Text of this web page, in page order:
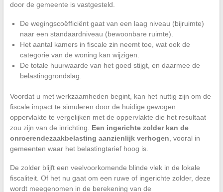
door de gemeente is vastgesteld.
De wegingscoëfficiënt gaat van een laag niveau (bijruimte)
naar een standaardniveau (bewoonbare ruimte).
Het aantal kamers in fiscale zin neemt toe, wat ook de
categorie van de woning kan wijzigen.
De totale huurwaarde van het goed stijgt, en daarmee de
belastinggrondslag.
Voordat u met werkzaamheden begint, kan het nuttig zijn om de
fiscale impact te simuleren door de huidige gewogen
oppervlakte te vergelijken met de oppervlakte die het resultaat
zou zijn van de inrichting. Een ingerichte zolder kan de
onroerendezaakbelasting aanzienlijk verhogen, vooral in
gemeenten waar het belastingtarief hoog is.
De zolder blijft een veelvoorkomende blinde vlek in de lokale
fiscaliteit. Of het nu gaat om een ruwe of ingerichte zolder, deze
wordt meegenomen in de berekening van de